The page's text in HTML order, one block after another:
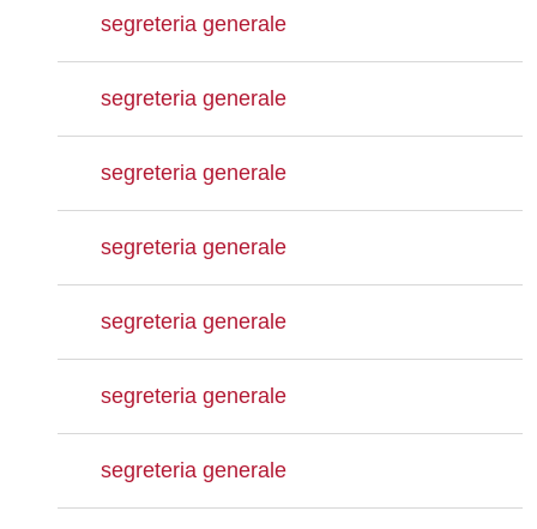
segreteria generale
segreteria generale
segreteria generale
segreteria generale
segreteria generale
segreteria generale
segreteria generale